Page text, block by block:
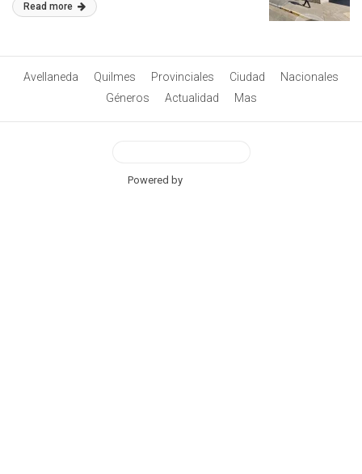
Read more
Avellaneda Quilmes Provinciales Ciudad
Nacionales
Géneros
Actualidad Mas
Powered by